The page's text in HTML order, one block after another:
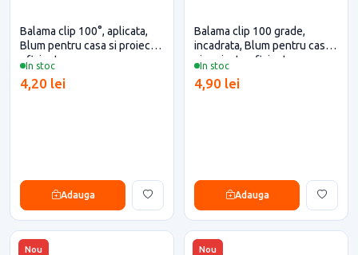
In stoc
Balama clip 100°, aplicata,
Blum pentru casa si proiecte
eficiente
4,20 lei
Adauga
In stoc
Balama clip 100 grade,
incadrata, Blum pentru casa
si proiecte eficiente
4,90 lei
Adauga
Nou Nou